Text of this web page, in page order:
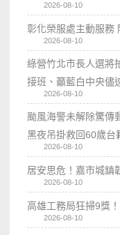
2026-08-10
彰化榮服處主動服務
2026-08-10
綠營竹北市長人選
接班、籲藍白中央儘
2026-08-10
颱風海警未解除驚
黑夜吊掛救回60歲台
2026-08-10
居安思危！嘉市城
2026-08-10
高雄工務局狂掃9獎
2026-08-10